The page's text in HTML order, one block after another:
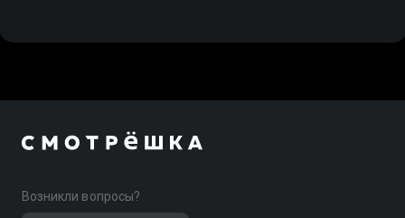
Возникли вопросы?